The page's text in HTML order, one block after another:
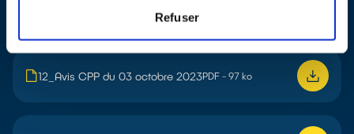
Refuser
11_Avis CPP du 06 juin 2023
12_Avis CPP du 03 octobre 2023PDF - 97 ko